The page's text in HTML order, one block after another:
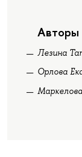
Авторы
Лезина
Орлова